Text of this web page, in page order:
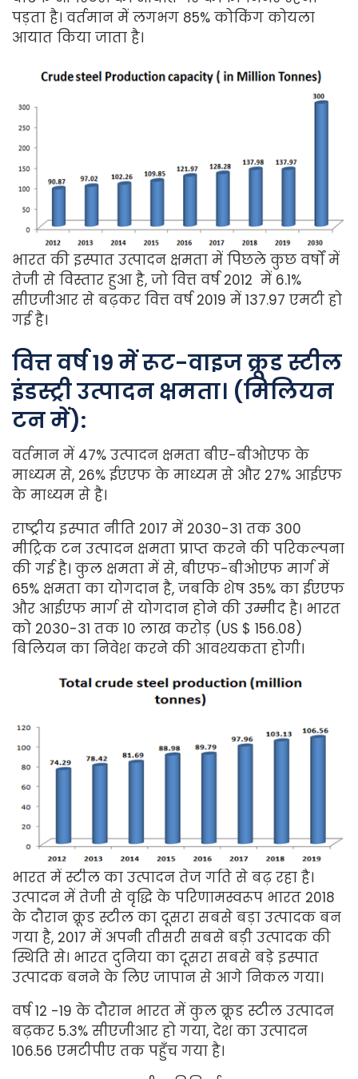
पड़ता है। वर्तमान में लगभग 85% कोकिंग कोयला
आयात किया जाता है।
भारत की इस्पात उत्पादन क्षमता में पिछले कुछ वर्षों में
तेजी से विस्तार हुआ है, जो वित्त वर्ष 2012 में 6.1%
सीएजीआर से बढ़कर वित्त वर्ष 2019 में 137.97 एमटी हो
गई है।
वित्त वर्ष 19 में रूट-वाइज क्रूड स्टील
इंडस्ट्री उत्पादन क्षमता। (मिलियन
टन में):
वर्तमान में 47% उत्पादन क्षमता बीए-बीओएफ के
माध्यम से, 26% ईएएफ के माध्यम से और 27% आईएफ
के माध्यम से है।
राष्ट्रीय इस्पात नीति 2017 में 2030-31 तक 300
मीट्रिक टन उत्पादन क्षमता प्राप्त करने की परिकल्पना
की गई है। कुल क्षमता में से, बीएफ-बीओएफ मार्ग में
65% क्षमता का योगदान है, जबकि शेष 35% का ईएएफ
और आईएफ मार्ग से योगदान होने की उम्मीद है। भारत
को 2030-31 तक 10 लाख करोड़ (US $ 156.08)
बिलियन का निवेश करने की आवश्यकता होगी।
भारत में स्टील का उत्पादन तेज गति से बढ़ रहा है।
उत्पादन में तेजी से वृद्धि के परिणामस्वरूप भारत 2018
के दौरान क्रूड स्टील का दूसरा सबसे बड़ा उत्पादक बन
गया है, 2017 में अपनी तीसरी सबसे बड़ी उत्पादक की
स्थिति से। भारत दुनिया का दूसरा सबसे बड़े इस्पात
उत्पादक बनने के लिए जापान से आगे निकल गया।
वर्ष 12 -19 के दौरान भारत में कुल क्रूड स्टील उत्पादन
बढ़कर 5.3% सीएजीआर हो गया, देश का उत्पादन
106.56 एमटीपीए तक पहुँच गया है।